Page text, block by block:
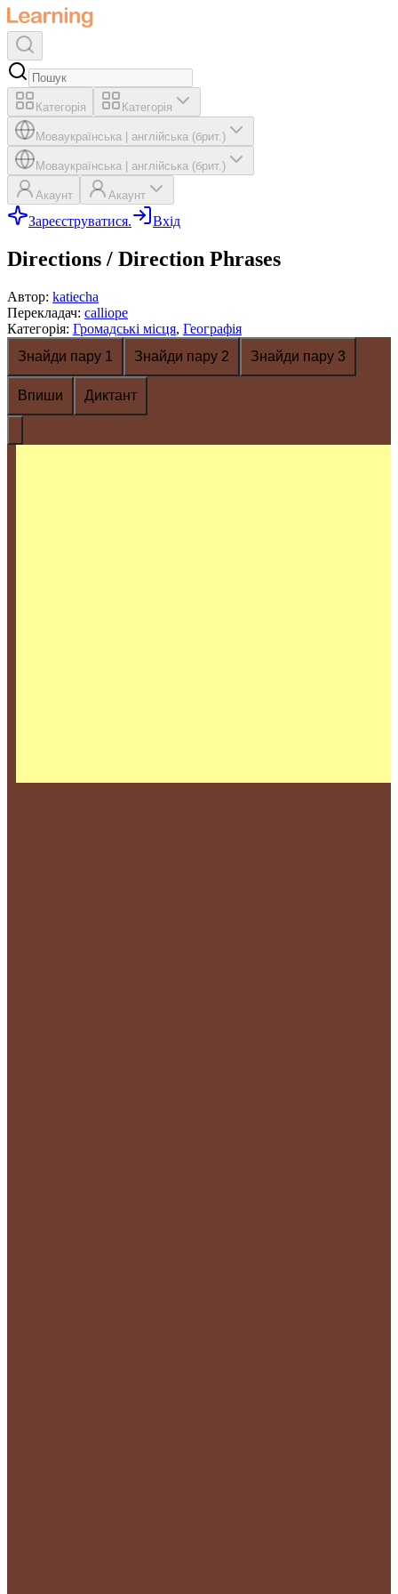
Категорія Категорія
Моваукраїнська англійська (брит.)
Моваукраїнська англійська (брит.)
Акаунт Акаунт
Зареєструватися. Вхід
Directions / Direction Phrases
Автор: katiecha
Перекладач: calliope
Категорія: Громадські місця, Географія
Знайди пару 1
Знайди пару 2 Знайди пару 3
Впиши Диктант